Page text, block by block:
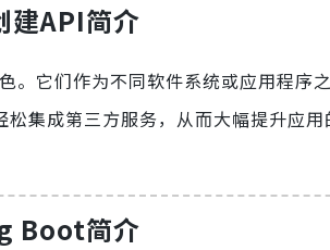
API简介
。它们作为不同软件系统或应用程序
集成第三方服务，从而大幅提升应用
Boot简介